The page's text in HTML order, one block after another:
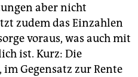
aber nicht
zudem das Einzahlen
voraus, was auch mit
ist. Kurz: Die
Gegensatz zur Rente